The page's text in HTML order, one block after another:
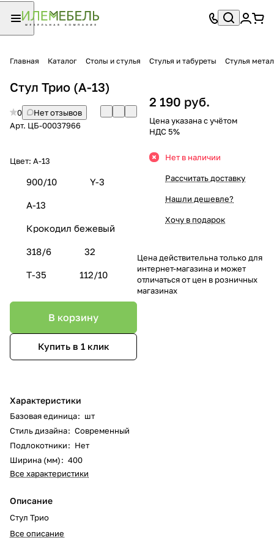
Главная Каталог Столы и стулья Стулья и табуреты Стулья
Стул Трио (А-13)
0
Нет отзывов
Арт. ЦБ-00037966
Цвет: А-13
900/10 Y-3
А-13
Крокодил бежевый
318/6 32
Т-35 112/10
В корзину
Купить в 1 клик
Характеристики
Базовая единица: шт
Стиль дизайна: Современный
Подлокотники: Нет
Ширина (мм): 400
Все характеристики
Описание
Стул Трио
Все описание
2 190 руб.
Цена указана с учётом
НДС 5%
Нет в наличии
Рассчитать доставку
Нашли дешевле?
Хочу в подарок
Цена действительна только для
интернет-магазина и может
отличаться от цен в розничных
магазинах